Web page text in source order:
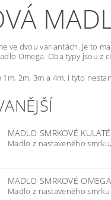
ve dvou variantách. Je to
Omega. Oba typy jsou z
2m, 3m a 4m. I tyto
MADLO SMRKOVÉ KULATÉ
Madlo z nastaveného
MADLO SMRKOVÉ
Madlo z nastaveného smrku